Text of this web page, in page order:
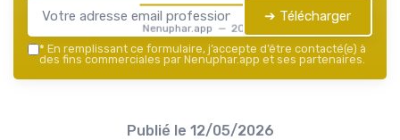
Nenuphar.app — 2026
➔ Télécharger
* En remplissant ce formulaire, j’accepte d’être contacté(e) à
des fins commerciales par Nenuphar.app et ses partenaires.
Publié le 12/05/2026